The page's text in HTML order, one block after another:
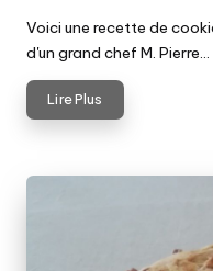
by
Voici une recette de
d'un grand chef M. Pierre…
Lire Plus